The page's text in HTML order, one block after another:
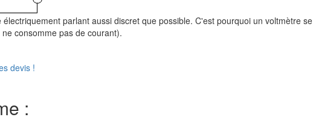
parlant aussi discret que possible. C'est pourquoi un voltmètre se
consomme pas de courant).
devis !
: